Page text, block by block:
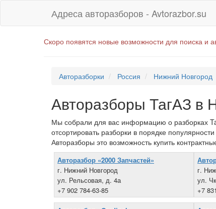
Адреса авторазборов - Avtorazbor.su
Скоро появятся новые возможности для поиска и
Авторазборки Россия Нижний Новгород
Авторазборы ТагАЗ в
Мы собрали для вас информацию о разборках
отсортировать разборки в порядке
Авторазборы это возможность купить
Авторазбор «2000 Запчастей»
г. Нижний Новгород
ул. Рельсовая, д. 4а
+7 902 784-63-85
г.
ул.
+7